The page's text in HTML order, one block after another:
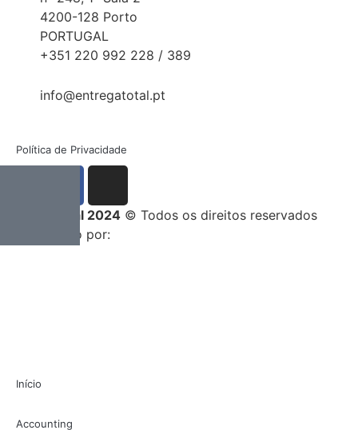
4200-128 Porto
PORTUGAL
+351 220 992 228 / 389
info@entregatotal.pt
Política de Privacidade
Entrega Total 2024 © Todos os direitos reservados
Desenvolvido por:
Início
Accounting